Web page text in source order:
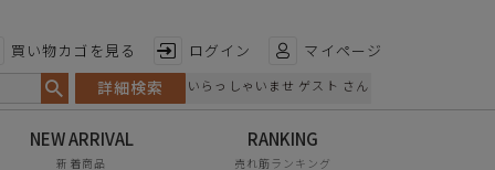
買い物カゴを見る ログイン マイページ
詳細検索 いらっしゃいませ ゲスト さん
新着商品 売れ筋ランキング
特徴から探す
日本製
手染め